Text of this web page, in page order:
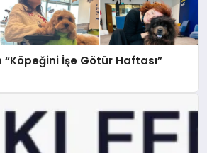
“Köpeğini İşe Götür Haftası”